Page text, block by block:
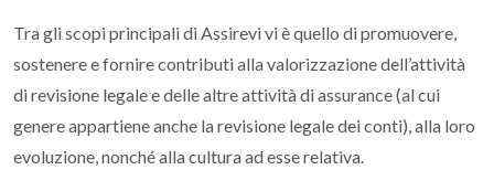
Tra gli scopi principali di Assirevi vi è quello di promuovere,
sostenere e fornire contributi alla valorizzazione dell’attività
di revisione legale e delle altre attività diassurance(al cui
genere appartiene anche la revisione legale dei conti), alla loro
evoluzione, nonché alla cultura ad esse relativa.